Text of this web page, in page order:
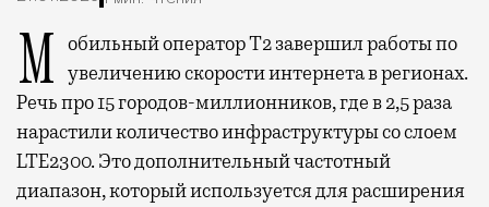
Мобильный оператор Т2 завершил работы по увеличению скорости интернета в регионах.
Речь про 15 городов-миллионников, где в 2,5 раза
нарастили количество инфраструктуры со слоем
LTE2300. Это дополнительный частотный
диапазон, который используется для расширения